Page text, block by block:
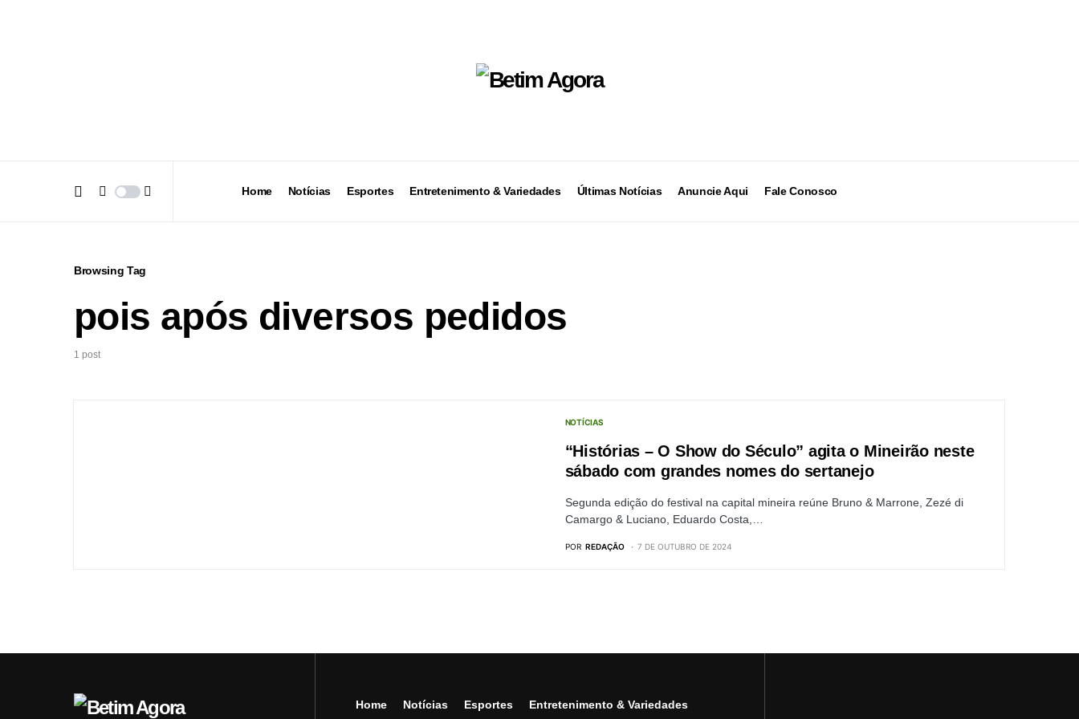
Home Notícias Esportes Entretenimento & Variedades Últimas Notícias Anuncie Aqui Fale Conosco
Browsing Tag
pois após diversos pedidos
1 post
NOTÍCIAS
“Histórias – O Show do Século” agita o Mineirão neste
sábado com grandes nomes do sertanejo
Segunda edição do festival na capital mineira reúne Bruno & Marrone, Zezé di
Camargo & Luciano, Eduardo Costa,…
POR REDAÇÃO 7 DE OUTUBRO DE 2024
Home Notícias Esportes Entretenimento & Variedades